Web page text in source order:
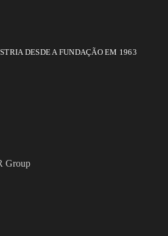
DESDE A FUNDAÇÃO EM 1963
Group